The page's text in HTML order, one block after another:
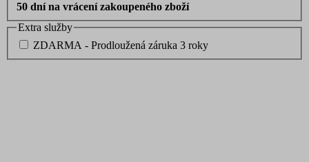
50 dní na vrácení zakoupeného zboží
Extra služby
ZDARMA - Prodloužená záruka 3 roky